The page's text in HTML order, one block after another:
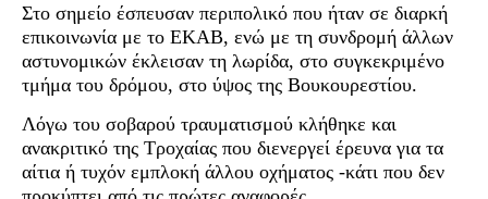
Στο σημείο έσπευσαν περιπολικό που ήταν σε διαρκή
επικοινωνία με το ΕΚΑΒ, ενώ με τη συνδρομή άλλων
αστυνομικών έκλεισαν τη λωρίδα, στο συγκεκριμένο
τμήμα του δρόμου, στο ύψος της Βουκουρεστίου.
Λόγω του σοβαρού τραυματισμού κλήθηκε και
ανακριτικό της Τροχαίας που διενεργεί έρευνα για τα
αίτια ή τυχόν εμπλοκή άλλου οχήματος -κάτι που δεν